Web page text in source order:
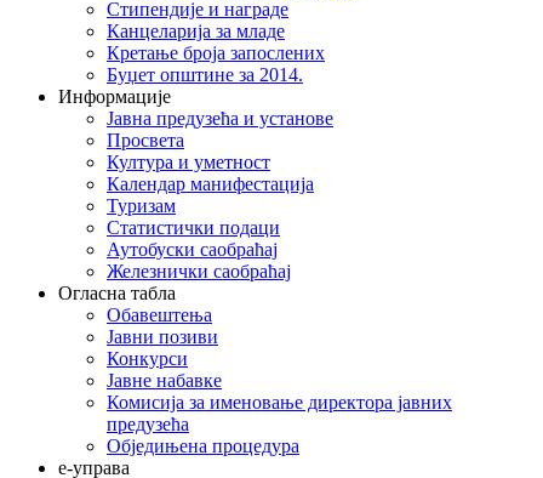
Стипендије и награде
Канцеларија за младе
Кретање броја запослених
Буџет општине за 2014.
Информације
Јавна предузећа и установе
Просвета
Култура и уметност
Календар манифестација
Туризам
Статистички подаци
Аутобуски саобраћај
Железнички саобраћај
Огласна табла
Обавештења
Јавни позиви
Конкурси
Јавне набавке
Комисија за именовање директора јавних
предузећа
Обједињена процедура
е-управа